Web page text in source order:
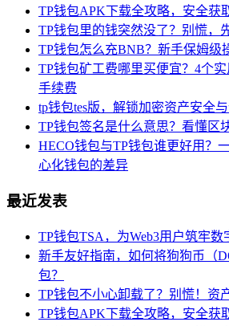
TP钱包APK下载全攻略，安全获
TP钱包里的钱突然没了？别慌，
TP钱包怎么充BNB？新手保姆级
TP钱包矿工费哪里买便宜？4个
手续费
tp钱包tes版，解锁加密资产安全
TP钱包签名是什么意思？看懂区
HECO钱包与TP钱包谁更好用？
心化钱包的差异
最近发表
TP钱包TSA，为Web3用户筑牢数
新手友好指南，如何将狗狗币（
包？
TP钱包不小心卸载了？别慌！资
TP钱包APK下载全攻略，安全获